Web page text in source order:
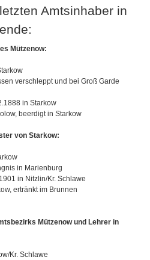
Amtsinhaber in
Mützenow:
und bei Groß Garde
in Starkow
beerdigt in Starkow
von Starkow:
in Marienburg
in Nitzlin/Kr. Schlawe
im Brunnen
Mützenow und Lehrer in
Kr. Schlawe